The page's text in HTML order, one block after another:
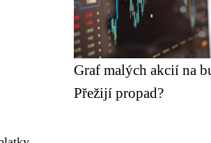
Graf malých akcií na
Přežijí propad?